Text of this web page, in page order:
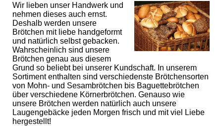
Wir lieben unser Handwerk und
nehmen dieses auch ernst.
Deshalb werden unsere
Brötchen mit liebe handgeformt
und natürlich selbst gebacken.
Wahrscheinlich sind unsere
Brötchen genau aus diesem
Grund so beliebt bei unserer Kundschaft. In unserem
Sortiment enthalten sind verschiedenste Brötchensorten
von Mohn- und Sesambrötchen bis Baguettebrötchen
über verschiedene Körnerbrötchen. Genauso wie
unsere Brötchen werden natürlich auch unsere
Laugengebäcke jeden Morgen frisch und mit viel Liebe
hergestellt!